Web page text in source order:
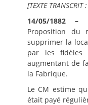
[TEXTE
14/05/1882 –
Proposition du
supprimer la
par les fidèles
augmentant de
la Fabrique.
Le CM estime
était payé